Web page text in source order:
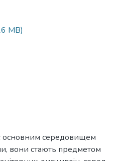
MB)
основним середовищем
вони стають предметом